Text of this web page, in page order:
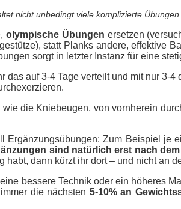
nicht unbedingt viele komplizierte Übungen
olympische Übungen ersetzen
statt Planks andere, effektive
sorgt in letzter Instanz für eine
das auf 3-4 Tage verteilt und mit nur 3-4
wie die Kniebeugen, von vornherein
Zum Beispiel je
sind natürlich erst nach
habt, dann kürzt ihr dort – und nicht an
bessere Technik oder ein höheres
die nächsten 5-10% an